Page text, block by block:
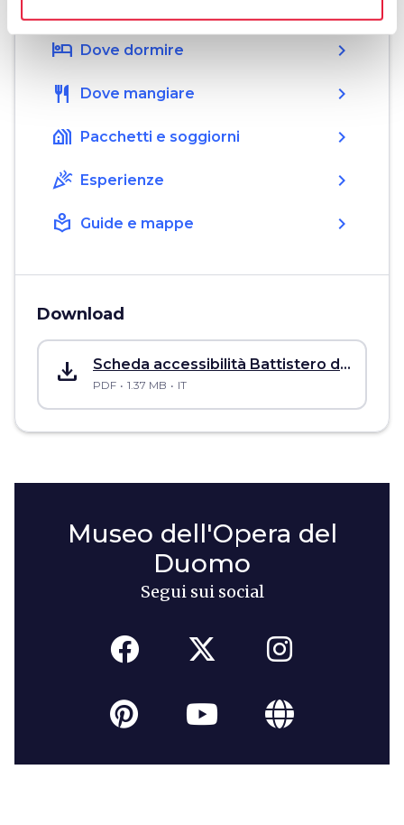
hotel Dove dormire chevron_right
restaurant Dove mangiare chevron_right
holiday_village Pacchetti e soggiorni chevron_right
celebration Esperienze chevron_right
local_library Guide e mappe chevron_right
Download
save_alt Scheda accessibilità Battistero di San Giovanni a Firenze
PDF 1.37 MB IT
Museo dell'Opera del
Duomo
Segui sui social